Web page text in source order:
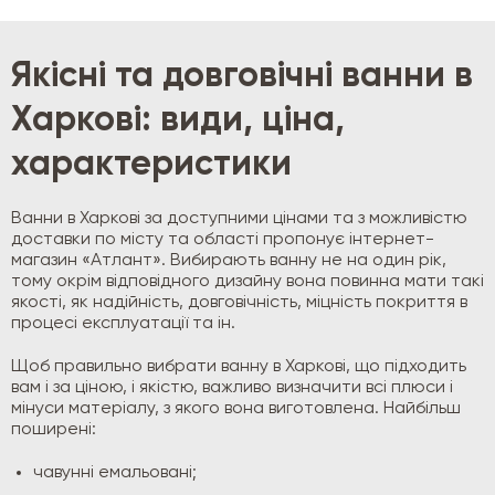
Якісні та довговічні ванни в
Харкові: види, ціна,
характеристики
Ванни в Харкові за доступними цінами та з можливістю
доставки по місту та області пропонує інтернет-
магазин «Атлант». Вибирають ванну не на один рік,
тому окрім відповідного дизайну вона повинна мати такі
якості, як надійність, довговічність, міцність покриття в
процесі експлуатації та ін.
Щоб правильно вибрати ванну в Харкові, що підходить
вам і за ціною, і якістю, важливо визначити всі плюси і
мінуси матеріалу, з якого вона виготовлена. Найбільш
поширені:
чавунні емальовані;